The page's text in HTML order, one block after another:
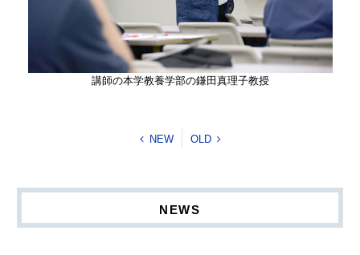
講師の本学教養学部の鎌田真理子教授
NEW OLD
NEWS